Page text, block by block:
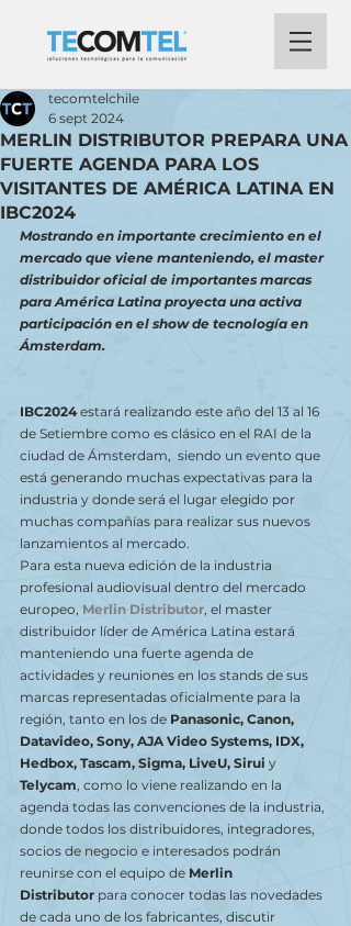
MERLIN DISTRIBUTOR PREPARA UNA
FUERTE AGENDA PARA LOS
VISITANTES DE AMÉRICA LATINA EN
IBC2024
tecomtelchile
6 sept 2024
Mostrando en importante crecimiento en el
mercado que viene manteniendo, el master
distribuidor oficial de importantes marcas
para América Latina proyecta una activa
participación en el show de tecnología en
Ámsterdam.
IBC2024 estará realizando este año del 13 al 16
de Setiembre como es clásico en el RAI de la
ciudad de Ámsterdam,  siendo un evento que
está generando muchas expectativas para la
industria y donde será el lugar elegido por
muchas compañías para realizar sus nuevos
lanzamientos al mercado.
Para esta nueva edición de la industria
profesional audiovisual dentro del mercado
europeo, Merlin Distributor, el master
distribuidor líder de América Latina estará
manteniendo una fuerte agenda de
actividades y reuniones en los stands de sus
marcas representadas oficialmente para la
región, tanto en los de Panasonic, Canon,
Datavideo, Sony, AJA Video Systems, IDX,
Hedbox, Tascam, Sigma, LiveU, Sirui y
Telycam, como lo viene realizando en la
agenda todas las convenciones de la industria,
donde todos los distribuidores, integradores,
socios de negocio e interesados podrán
reunirse con el equipo de Merlin
Distributor para conocer todas las novedades
de cada uno de los fabricantes, discutir